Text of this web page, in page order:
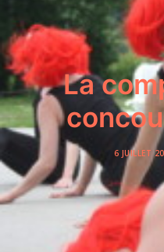
DISPOSITIFS
À PROPOS
NOUS REJOINDRE
ACTUS
RECHERCHE
La
6 JUILLET